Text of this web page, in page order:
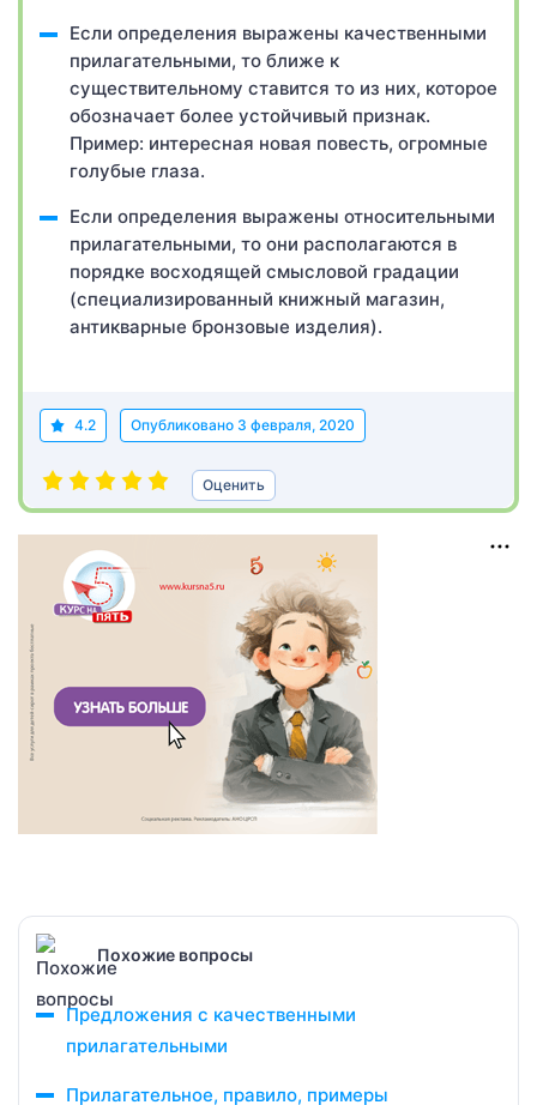
Если определения выражены качественными
прилагательными, то ближе к
существительному ставится то из них, которое
обозначает более устойчивый признак.
Пример: интересная новая повесть, огромные
голубые глаза.
Если определения выражены относительными
прилагательными, то они располагаются в
порядке восходящей смысловой градации
(специализированный книжный магазин,
антикварные бронзовые изделия).
4.2 Опубликовано 3 февраля, 2020
Оценить
Похожие вопросы
Предложения с качественными
прилагательными
Прилагательное, правило, примеры